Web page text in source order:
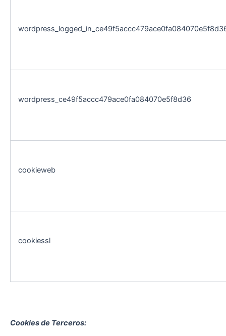
wordpress_ce49f5accc479ace0fa084070e5f8d36
cookieweb
cookiessl
Cookies de Terceros: